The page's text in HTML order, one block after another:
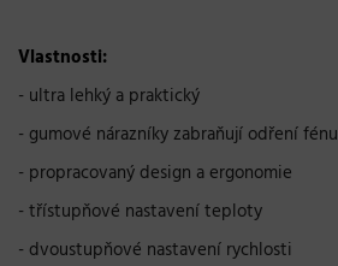
Vlastnosti:
- ultra lehký a praktický
- gumové nárazníky zabraňují odření fénu
- propracovaný design a ergonomie
- třístupňové nastavení teploty
- dvoustupňové nastavení rychlosti